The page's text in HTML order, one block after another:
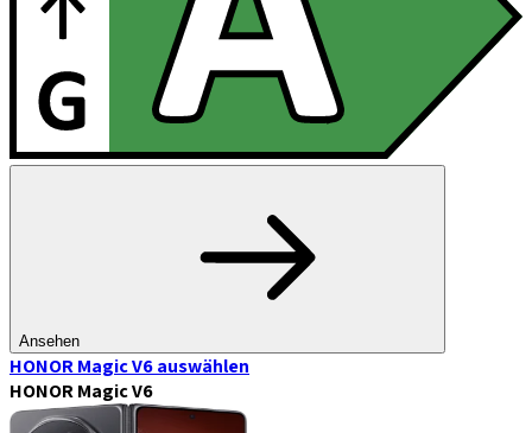
Ansehen
HONOR Magic V6auswählen
HONOR Magic V6